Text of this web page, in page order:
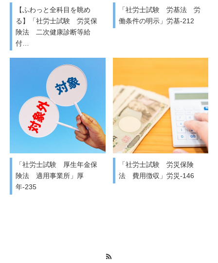
【ふわっと全科目を眺め
る】「社労士試験 労災保
険法 二次健康診断等給
付…
「社労士試験 労基法 労
働条件の明示」労基-212
「社労士試験 厚生年金保
険法 適用事業所」厚
年-235
「社労士試験 労災保険
法 費用徴収」労災-146